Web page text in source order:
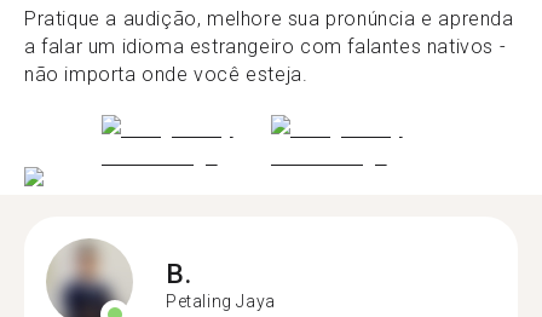
Pratique a audição, melhore sua pronúncia e aprenda
a falar um idioma estrangeiro com falantes nativos -
não importa onde você esteja.
B.
Petaling Jaya